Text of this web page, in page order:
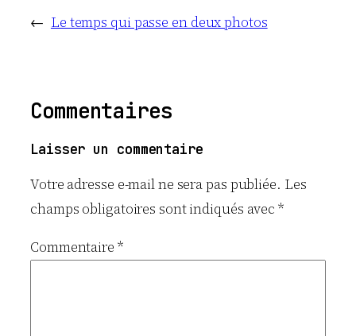
← Le temps qui passe en deux photos
Commentaires
Laisser un commentaire
Votre adresse e-mail ne sera pas publiée. Les
champs obligatoires sont indiqués avec*
Commentaire *